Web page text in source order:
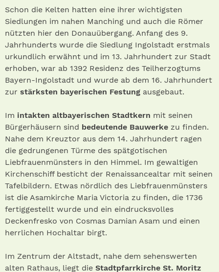
Schon die Kelten hatten eine ihrer wichtigsten
Siedlungen im nahen Manching und auch die Römer
nützten hier den Donauübergang. Anfang des 9.
Jahrhunderts wurde die Siedlung Ingolstadt erstmals
urkundlich erwähnt und im 13. Jahrhundert zur Stadt
erhoben, war ab 1392 Residenz des Teilherzogtums
Bayern-Ingolstadt und wurde ab dem 16. Jahrhundert
zur stärksten bayerischen Festung ausgebaut.
Im intakten altbayerischen Stadtkern mit seinen
Bürgerhäusern sind bedeutende Bauwerke zu finden.
Nahe dem Kreuztor aus dem 14. Jahrhundert ragen
die gedrungenen Türme des spätgotischen
Liebfrauenmünsters in den Himmel. Im gewaltigen
Kirchenschiff besticht der Renaissancealtar mit seinen
Tafelbildern. Etwas nördlich des Liebfrauenmünsters
ist die Asamkirche Maria Victoria zu finden, die 1736
fertiggestellt wurde und ein eindrucksvolles
Deckenfresko von Cosmas Damian Asam und einen
herrlichen Hochaltar birgt.
Im Zentrum der Altstadt, nahe dem sehenswerten
alten Rathaus, liegt die Stadtpfarrkirche St. Moritz